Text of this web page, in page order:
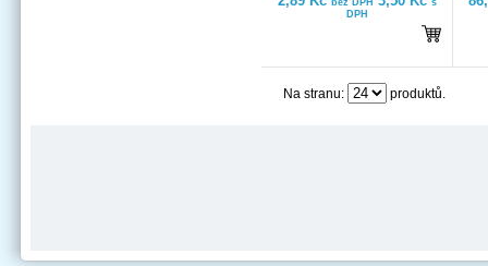
bez DPH
s
DPH
Na stranu: produktů.